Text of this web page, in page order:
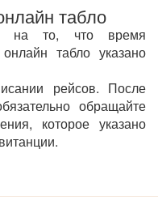
табло
на то, что время
табло указано
рейсов. После
обращайте
которое указано